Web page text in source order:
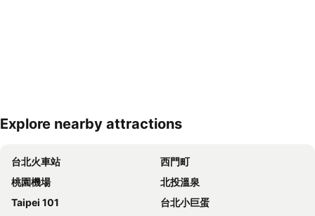
展開地圖
Explore nearby attractions
台北火車站
西門町
桃園機場
北投溫泉
Taipei 101
台北小巨蛋